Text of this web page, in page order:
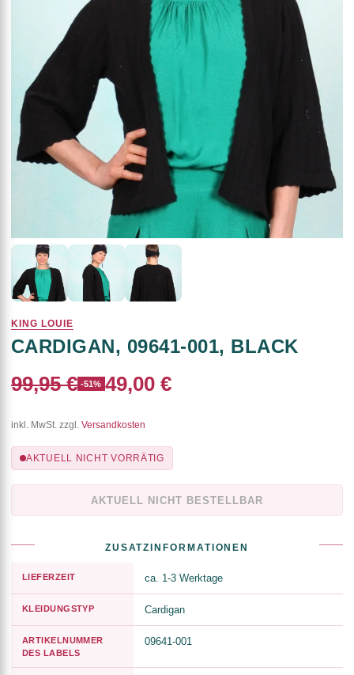
KING LOUIE
CARDIGAN, 09641-001, BLACK
99,95 € -51% 49,00 €
inkl. MwSt. zzgl. Versandkosten
AKTUELL NICHT VORRÄTIG
AKTUELL NICHT BESTELLBAR
ZUSATZINFORMATIONEN
LIEFERZEIT ca. 1-3 Werktage
KLEIDUNGSTYP Cardigan
ARTIKELNUMMER
DES LABELS
09641-001